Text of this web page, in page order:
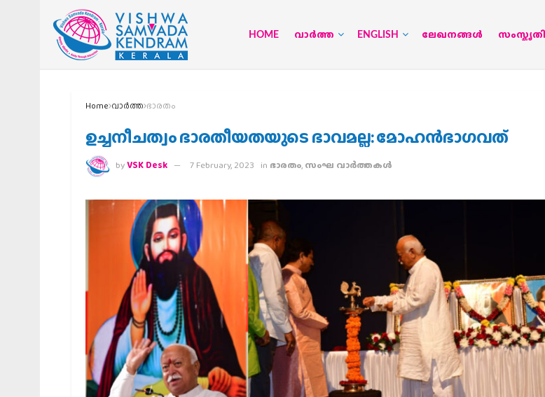
HOME വാര്‍ത്ത ENGLISH ലേഖനങ്ങള്‍ സംസ്കൃതി
Home വാര്‍ത്ത ഭാരതം
ഉച്ചനീചത്വം ഭാരതീയതയുടെ ഭാവമല്ല: മോഹന്‍ഭാഗവത്
byVSK Desk 7 February, 2023 in ഭാരതം, സംഘ വാര്‍ത്തകള്‍